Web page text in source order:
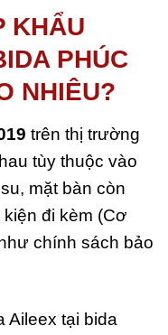
KHẨU
PHÚC
NHIÊU?
trên thị trường
tùy thuộc vào
mặt bàn còn
đi kèm (Cơ
chính sách bảo
Aileex tại bida